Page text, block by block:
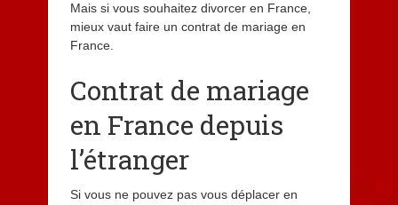
Mais si vous souhaitez divorcer en France,
mieux vaut faire un contrat de mariage en
France.
Contrat de mariage
en France depuis
l’étranger
Si vous ne pouvez pas vous déplacer en